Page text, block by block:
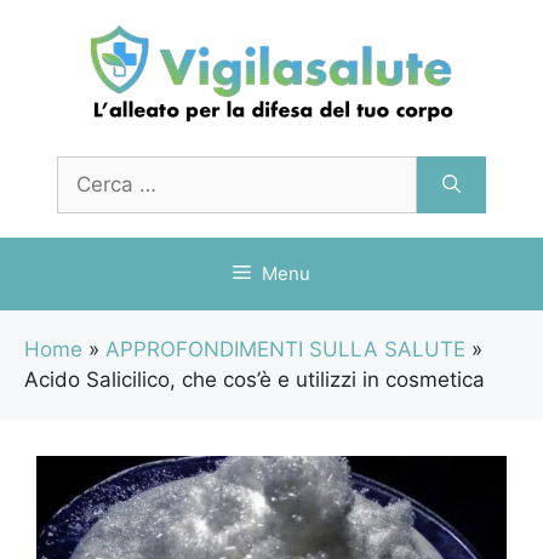
contenuto
per:
Menu
Home » APPROFONDIMENTI SULLA SALUTE »
Acido Salicilico, che cos’è e utilizzi in cosmetica